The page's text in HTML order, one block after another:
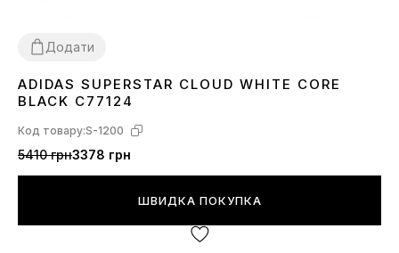
Додати
36 3738 40 41 424344 45
ADIDAS SUPERSTAR CLOUD WHITE CORE
BLACK C77124
Код товару:S-1200
5410 грн3378 грн
ШВИДКА ПОКУПКА